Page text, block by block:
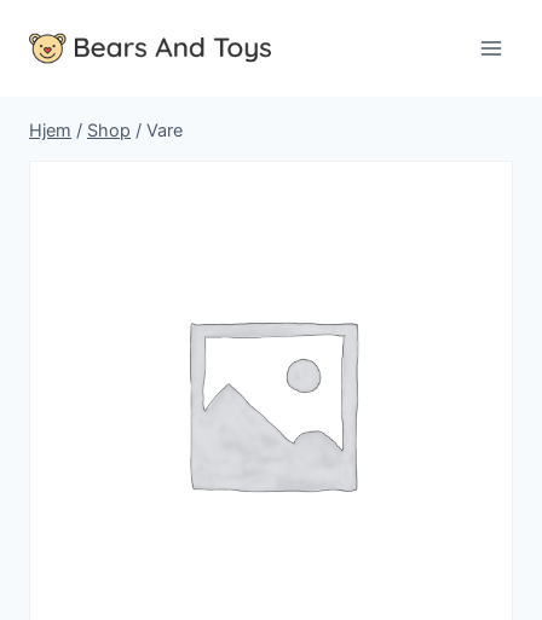
Hjem / Shop / Vare